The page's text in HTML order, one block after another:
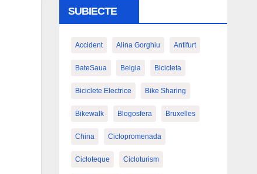
SUBIECTE
Accident Alina Gorghiu Antifurt
BateSaua Belgia Bicicleta
Biciclete Electrice Bike Sharing
Bikewalk Blogosfera Bruxelles
China Ciclopromenada
Cicloteque Cicloturism